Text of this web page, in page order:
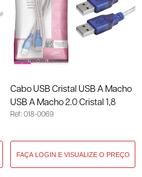
Cabo USB Cristal USB A Macho
USB A Macho 2.0 Cristal 1,8
Metro 018-0069
Ref: 018-0069